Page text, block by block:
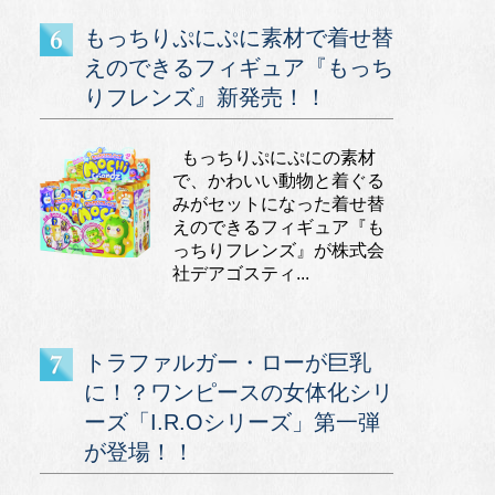
もっちりぷにぷに素材で着せ替
えのできるフィギュア『もっち
りフレンズ』新発売！！
もっちりぷにぷにの素材
で、かわいい動物と着ぐる
みがセットになった着せ替
えのできるフィギュア『も
っちりフレンズ』が株式会
社デアゴスティ...
トラファルガー・ローが巨乳
に！？ワンピースの女体化シリ
ーズ「I.R.Oシリーズ」第一弾
が登場！！